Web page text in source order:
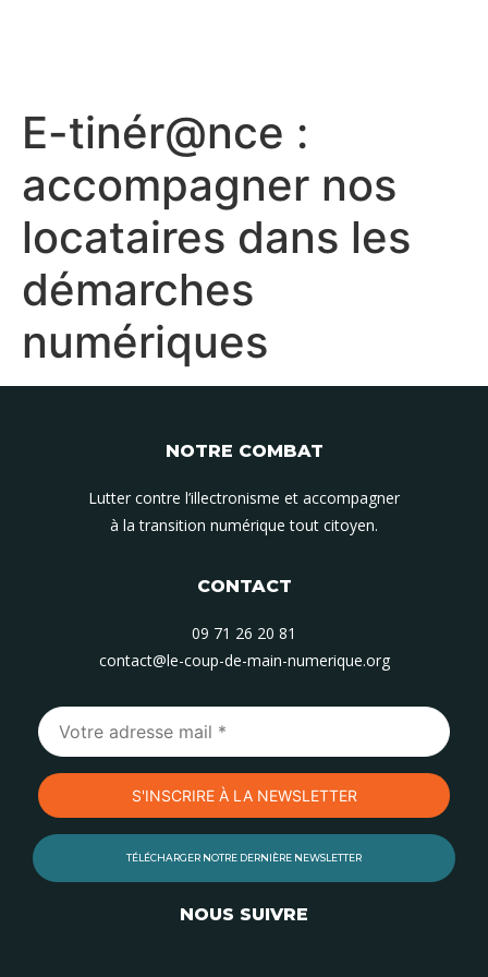
E-tinér@nce :
accompagner nos
locataires dans les
démarches
numériques
NOTRE COMBAT
Lutter contre l’illectronisme et accompagner
à la transition numérique tout citoyen.
CONTACT
09 71 26 20 81
contact@le-coup-de-main-numerique.org
TÉLÉCHARGER NOTRE DERNIÈRE NEWSLETTER
NOUS SUIVRE